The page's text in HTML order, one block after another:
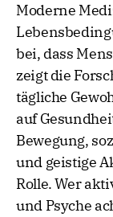
Moderne
bei, dass
zeigt die
tägliche
auf
Bewegung,
und geistige
Rolle. Wer
und Psyche